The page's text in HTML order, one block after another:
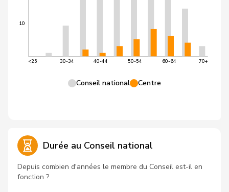
10
<25 30-34 40-44 50-54 60-64 70+
Conseil national Centre
Durée au Conseil national
Depuis combien d'années le membre du Conseil est-il en
fonction ?